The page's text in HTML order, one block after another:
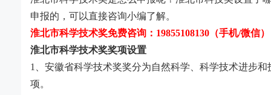
申报的，可以直接咨询小编了解。
淮北市科学技术奖免费咨询： 19855108130（手机/微信）
淮北市科学技术奖奖项设置
1
、安徽省科学技术奖奖分为自然科学、科学技术进步
项。